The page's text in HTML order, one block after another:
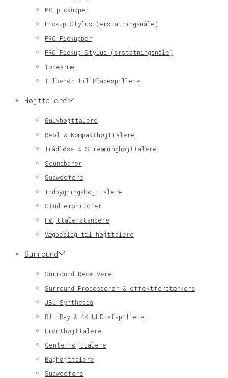
MC pickupper
Pickup Stylus (erstatningsnåle)
PRO Pickupper
PRO Pickup Stylus (erstatningsnåle)
Tonearme
Tilbehør til Pladespillere
Højttalere
Gulvhøjttalere
Reol & Kompakthøjttalere
Trådløse & Streaminghøjttalere
Soundbarer
Subwoofere
Indbygningshøjttalere
Studiemonitorer
Højttalerstandere
Vægbeslag til højttalere
Surround
Surround Receivere
Surround Processorer & effektforstærkere
JBL Synthesis
Blu-Ray & 4K UHD afspillere
Fronthøjttalere
Centerhøjttalere
Baghøjttalere
Subwoofere